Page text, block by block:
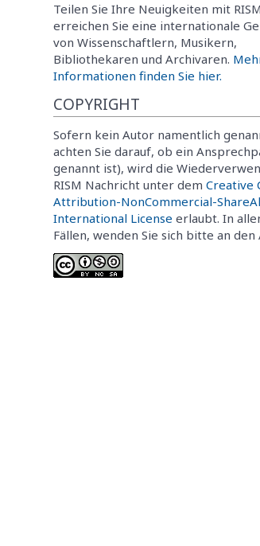
Teilen Sie Ihre Neuigkeiten mit
erreichen Sie eine internationale
von Wissenschaftlern, Musikern,
Bibliothekaren und Archivaren.
Informationen finden Sie hier.
COPYRIGHT
Sofern kein Autor namentlich
achten Sie darauf, ob ein
genannt ist), wird die
RISM Nachricht unter dem Creative
Attribution-NonCommercial-
International License erlaubt. In
Fällen, wenden Sie sich bitte an den